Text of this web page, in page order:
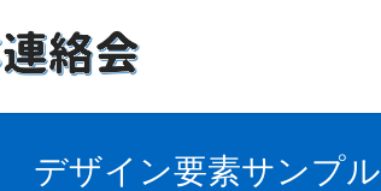
デザイン要素サンプル